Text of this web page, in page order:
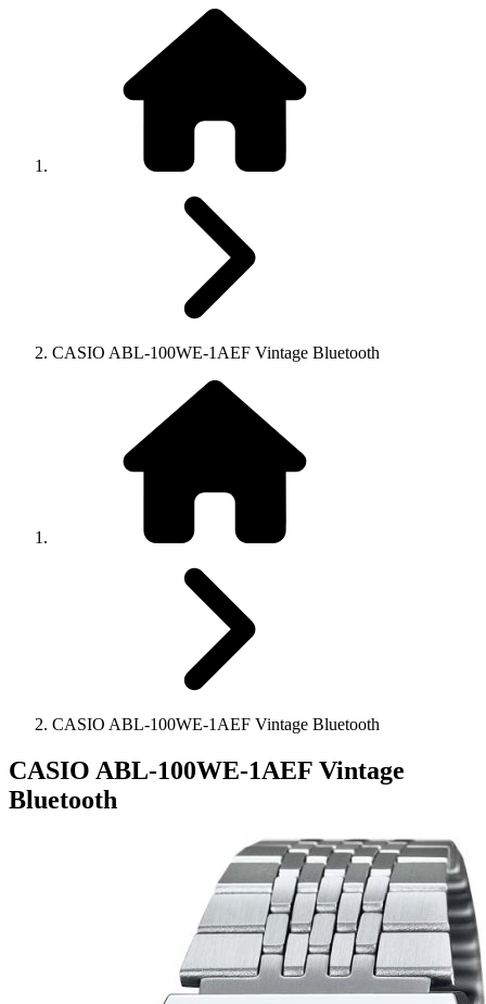
CASIO ABL-100WE-1AEF Vintage Bluetooth
CASIO ABL-100WE-1AEF Vintage Bluetooth
CASIO ABL-100WE-1AEF Vintage
Bluetooth